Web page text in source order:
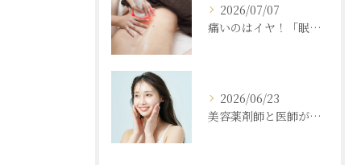
2026/07/07
痛いのはイヤ！「眠れるほど気持ちいいのに結果が出る」痩身エステの秘密
2026/06/23
美容薬剤師と医師が共同開発した商材と「真皮層フェイシャル」で内側からもっちり潤う素肌へ